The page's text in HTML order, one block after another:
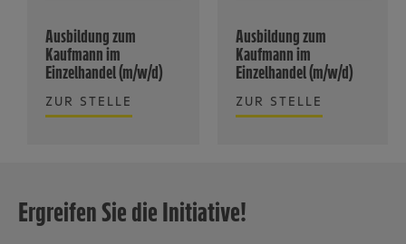
Ausbildung zum
Kaufmann im
Einzelhandel (m/w/d)
ZUR STELLE
Ausbildung zum
Kaufmann im
Einzelhandel (m/w/d)
ZUR STELLE
Ergreifen Sie die Initiative!